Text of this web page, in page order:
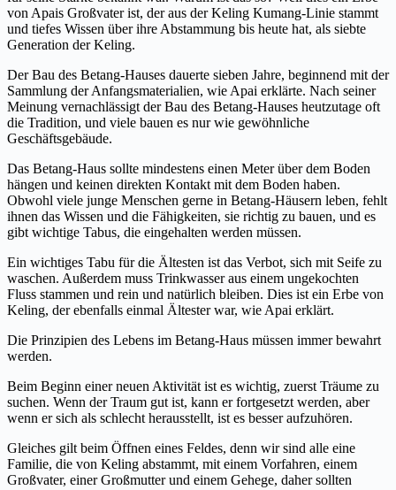
von Apais Großvater ist, der aus der Keling Kumang-Linie stammt
und tiefes Wissen über ihre Abstammung bis heute hat, als siebte
Generation der Keling.
Der Bau des Betang-Hauses dauerte sieben Jahre, beginnend mit der
Sammlung der Anfangsmaterialien, wie Apai erklärte. Nach seiner
Meinung vernachlässigt der Bau des Betang-Hauses heutzutage oft
die Tradition, und viele bauen es nur wie gewöhnliche
Geschäftsgebäude.
Das Betang-Haus sollte mindestens einen Meter über dem Boden
hängen und keinen direkten Kontakt mit dem Boden haben.
Obwohl viele junge Menschen gerne in Betang-Häusern leben, fehlt
ihnen das Wissen und die Fähigkeiten, sie richtig zu bauen, und es
gibt wichtige Tabus, die eingehalten werden müssen.
Ein wichtiges Tabu für die Ältesten ist das Verbot, sich mit Seife zu
waschen. Außerdem muss Trinkwasser aus einem ungekochten
Fluss stammen und rein und natürlich bleiben. Dies ist ein Erbe von
Keling, der ebenfalls einmal Ältester war, wie Apai erklärt.
Die Prinzipien des Lebens im Betang-Haus müssen immer bewahrt
werden.
Beim Beginn einer neuen Aktivität ist es wichtig, zuerst Träume zu
suchen. Wenn der Traum gut ist, kann er fortgesetzt werden, aber
wenn er sich als schlecht herausstellt, ist es besser aufzuhören.
Gleiches gilt beim Öffnen eines Feldes, denn wir sind alle eine
Familie, die von Keling abstammt, mit einem Vorfahren, einem
Großvater, einer Großmutter und einem Gehege, daher sollten